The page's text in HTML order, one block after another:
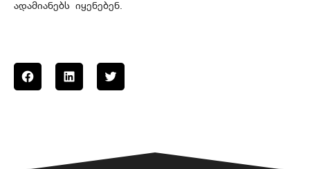
ადამიანებს იყენებენ.